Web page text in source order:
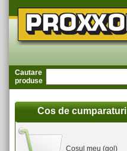
Cautare
produse
Cos de cumparaturi
Cosul meu (gol)